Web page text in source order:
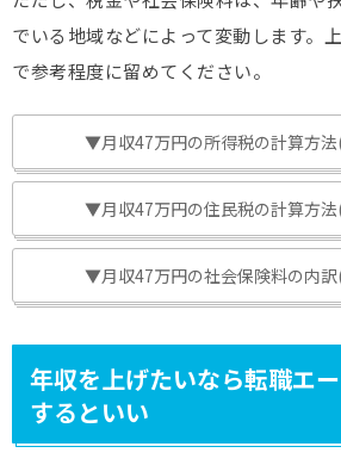
でいる地域などによって変動します。
で参考程度に留めてください。
▼月収47万円の所得税の計算方
▼月収47万円の住民税の計算方
▼月収47万円の社会保険料の内
年収を上げたいなら転職エ
するといい